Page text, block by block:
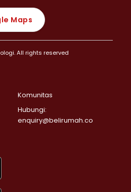
Maps
All rights reserved
Komunitas
Hubungi:
enquiry@belirumah.co